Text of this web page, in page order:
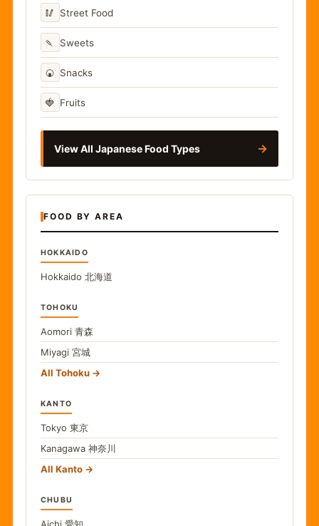
🥢 Street Food
🍡 Sweets
🍘 Snacks
🍓 Fruits
View All Japanese Food Types →
FOOD BY AREA
HOKKAIDO
Hokkaido 北海道
TOHOKU
Aomori 青森
Miyagi 宮城
All Tohoku
KANTO
Tokyo 東京
Kanagawa 神奈川
All Kanto
CHUBU